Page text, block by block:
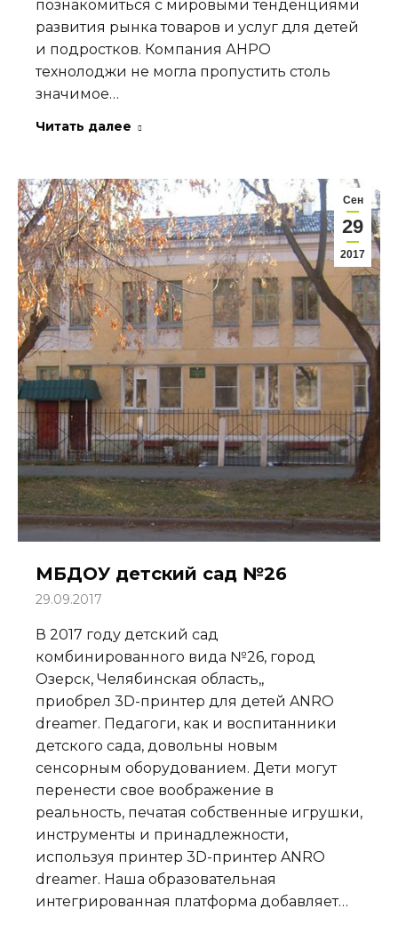
познакомиться с мировыми тенденциями
развития рынка товаров и услуг для детей
и подростков. Компания АНРО
технолоджи не могла пропустить столь
значимое…
Читать далее
Сен
29
2017
МБДОУ детский сад №26
29.09.2017
В 2017 году детский сад
комбинированного вида №26, город
Озерск, Челябинская область,,
приобрел 3D-принтер для детей ANRO
dreamer. Педагоги, как и воспитанники
детского сада, довольны новым
сенсорным оборудованием. Дети могут
перенести свое воображение в
реальность, печатая собственные игрушки,
инструменты и принадлежности,
используя принтер 3D-принтер ANRO
dreamer. Наша образовательная
интегрированная платформа добавляет…